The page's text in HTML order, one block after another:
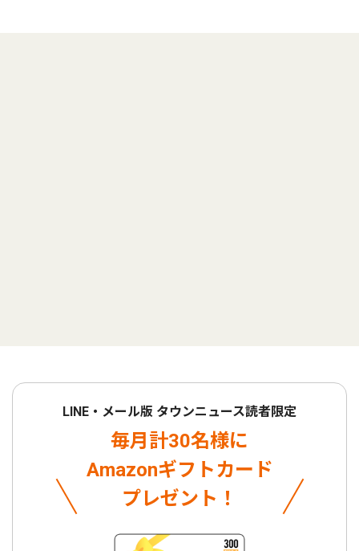
LINE・メール版 タウンニュース読者限定
毎月計30名様に
Amazonギフトカード
プレゼント！